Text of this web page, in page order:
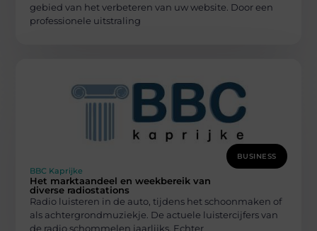
gebied van het verbeteren van uw website. Door een
professionele uitstraling
BUSINESS
BBC Kaprijke
Het marktaandeel en weekbereik van
diverse radiostations
Radio luisteren in de auto, tijdens het schoonmaken of
als achtergrondmuziekje. De actuele luistercijfers van
de radio schommelen jaarlijks. Echter